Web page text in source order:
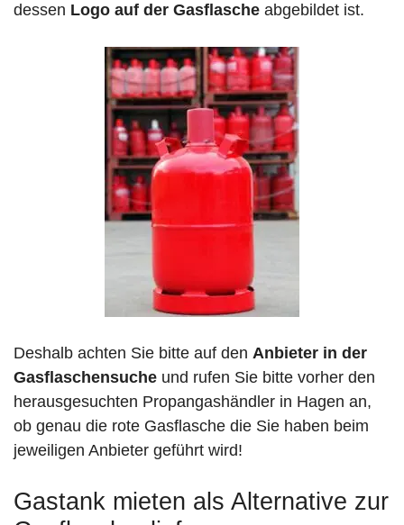
dessen Logo auf der Gasflasche abgebildet ist.
Deshalb achten Sie bitte auf den Anbieter in der
Gasflaschensuche und rufen Sie bitte vorher den
herausgesuchten Propangashändler in Hagen an,
ob genau die rote Gasflasche die Sie haben beim
jeweiligen Anbieter geführt wird!
Gastank mieten als Alternative zur